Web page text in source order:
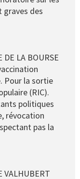
graves des
LA BOURSE
Pour la sortie
(RIC).
politiques
révocation
pas la
VALHUBERT